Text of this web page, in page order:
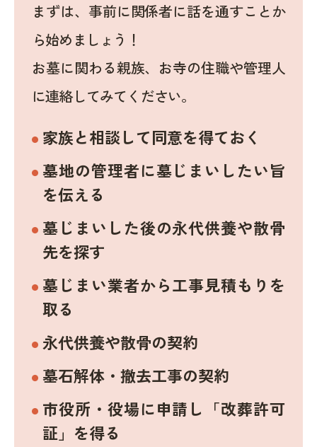
まずは、事前に関係者に話を通すことか
ら始めましょう！
お墓に関わる親族、お寺の住職や管理人
に連絡してみてください。
家族と相談して同意を得ておく
墓地の管理者に墓じまいしたい旨
を伝える
墓じまいした後の永代供養や散骨
先を探す
墓じまい業者から工事見積もりを
取る
永代供養や散骨の契約
墓石解体・撤去工事の契約
市役所・役場に申請し「改葬許可
証」を得る